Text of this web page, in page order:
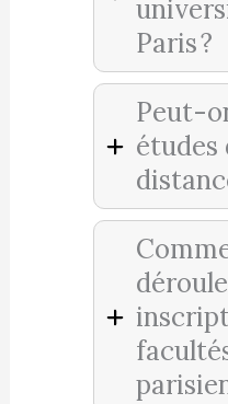
Paris ?
Peut-
études